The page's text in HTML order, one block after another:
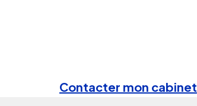
Contacter mon cabinet